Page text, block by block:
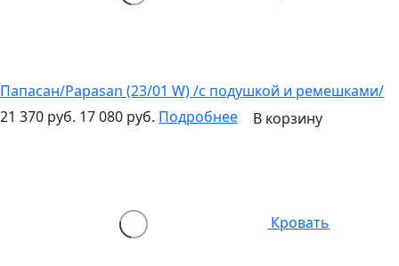
Папасан/Papasan (23/01 W) /с подушкой и ремешками/
21 370 руб. 17 080 руб. Подробнее В корзину
Кровать